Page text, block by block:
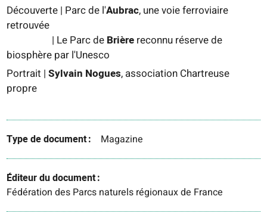
Découverte | Parc de l'Aubrac, une voie ferroviaire
retrouvée
| Le Parc de Brière reconnu réserve de
biosphère par l'Unesco
Portrait |Sylvain Nogues, association Chartreuse
propre
Type de document Magazine
Éditeur du document
Fédération des Parcs naturels régionaux de France